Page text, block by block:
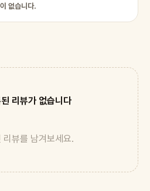
없습니다.
리뷰가 없습니다
리뷰를 남겨보세요.